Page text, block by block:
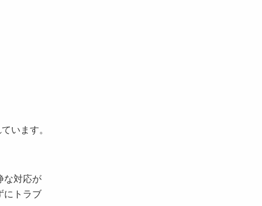
います。
な対応が
にトラブ